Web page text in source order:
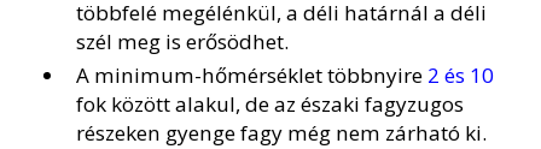
többfelé megélénkül, a déli határnál a déli
szél meg is erősödhet.
A minimum-hőmérséklet többnyire 2 és 10
fok között alakul, de az északi fagyzugos
részeken gyenge fagy még nem zárható ki.